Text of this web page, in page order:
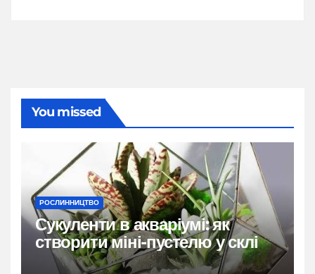
You missed
РОСЛИННИЦТВО
Сукуленти в акваріумі: як
створити міні-пустелю у склі